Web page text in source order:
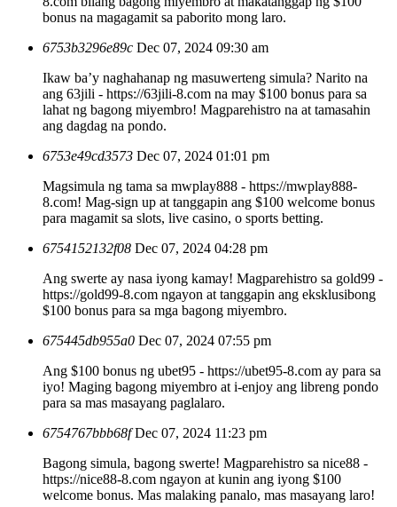
bonus na magagamit sa paborito mong laro.
6753b3296e89c Dec 07, 2024 09:30 am
Ikaw ba’y naghahanap ng masuwerteng simula? Narito na
ang 63jili - https://63jili-8.com na may $100 bonus para sa
lahat ng bagong miyembro! Magparehistro na at tamasahin
ang dagdag na pondo.
6753e49cd3573 Dec 07, 2024 01:01 pm
Magsimula ng tama sa mwplay888 - https://mwplay888-
8.com! Mag-sign up at tanggapin ang $100 welcome bonus
para magamit sa slots, live casino, o sports betting.
6754152132f08 Dec 07, 2024 04:28 pm
Ang swerte ay nasa iyong kamay! Magparehistro sa gold99 -
https://gold99-8.com ngayon at tanggapin ang eksklusibong
$100 bonus para sa mga bagong miyembro.
675445db955a0 Dec 07, 2024 07:55 pm
Ang $100 bonus ng ubet95 - https://ubet95-8.com ay para sa
iyo! Maging bagong miyembro at i-enjoy ang libreng pondo
para sa mas masayang paglalaro.
6754767bbb68f Dec 07, 2024 11:23 pm
Bagong simula, bagong swerte! Magparehistro sa nice88 -
https://nice88-8.com ngayon at kunin ang iyong $100
welcome bonus. Mas malaking panalo, mas masayang laro!